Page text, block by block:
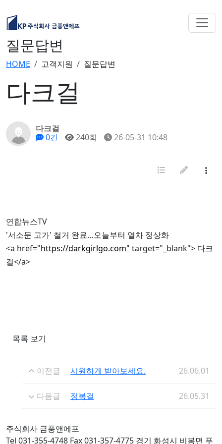
질문답변
HOME 고객지원 질문답변
다크걸
다크걸
0건
240회 26-05-31 10:48
연합뉴스TV
'서소문 고가' 철거 완료…오늘부터 열차 정상화
<a href="https://darkgirlgo.com" target="_blank"> 다크
걸</a>
목록 보기
이전글 시원하게 받아보세요. 26.06.01
다음글 정복걸 26.05.31
주식회사 금풍앤에프
Tel 031-355-4748 Fax 031-357-4775 경기 화성시 비봉면 푸